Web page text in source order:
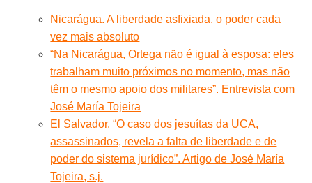
Nicarágua. A liberdade asfixiada, o poder cada
vez mais absoluto
“Na Nicarágua, Ortega não é igual à esposa: eles
trabalham muito próximos no momento, mas não
têm o mesmo apoio dos militares”. Entrevista com
José María Tojeira
El Salvador. “O caso dos jesuítas da UCA,
assassinados, revela a falta de liberdade e de
poder do sistema jurídico”. Artigo de José María
Tojeira, s.j.